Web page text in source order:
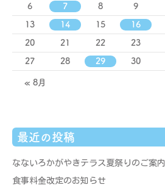
6 7 8 9
13 14 15 16
20 21 22 23
27 28 29 30
« 8月
最近の投稿
なないろかがやきテラス夏祭りのご案内
食事料金改定のお知らせ